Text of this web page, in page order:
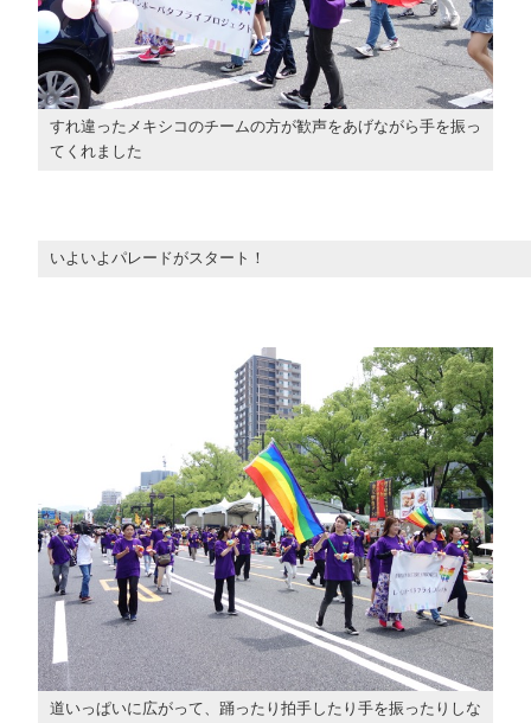
すれ違ったメキシコのチームの方が歓声をあげながら手を振っ
てくれました
いよいよパレードがスタート！
道いっぱいに広がって、踊ったり拍手したり手を振ったりしな